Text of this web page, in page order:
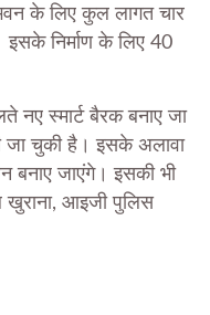
के लिए कुल लागत चार
निर्माण के लिए 40
नए स्मार्ट बैरक बनाए जा
जा चुकी है। इसके अलावा
बनाए जाएंगे। इसकी भी
खुराना, आइजी पुलिस